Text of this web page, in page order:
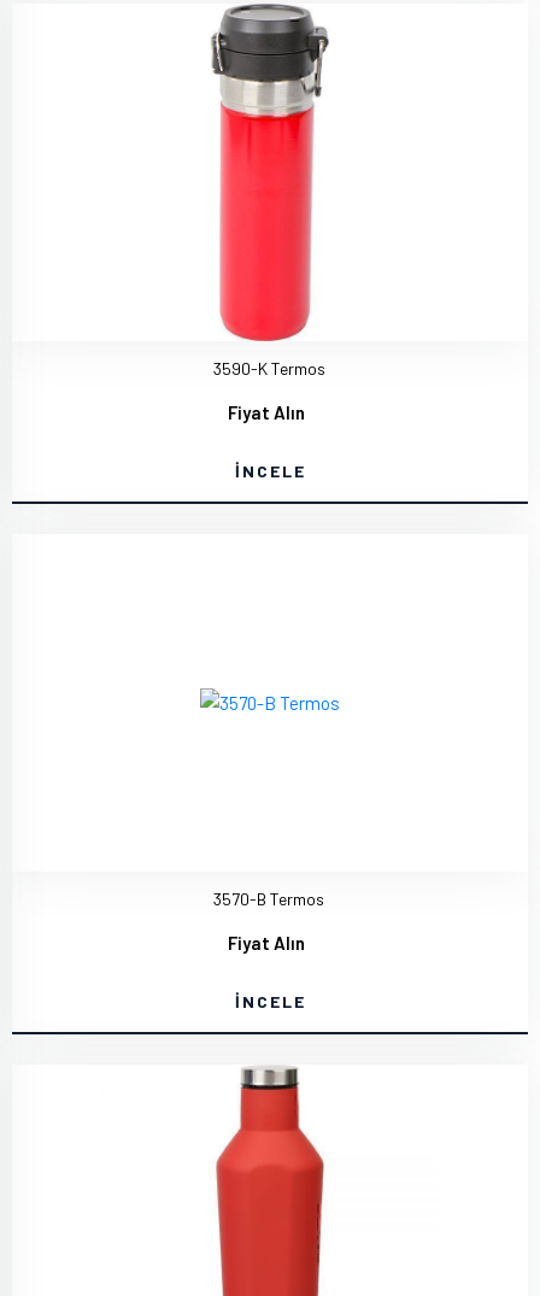
3590-K Termos
Fiyat Alın
İNCELE
3570-B Termos
Fiyat Alın
İNCELE